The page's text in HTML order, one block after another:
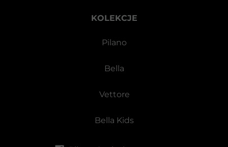
KOLEKCJE
Pilano
Bella
Vettore
Bella Kids